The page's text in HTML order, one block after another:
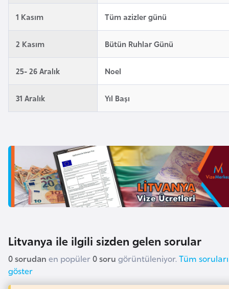
1 Kasım Tüm azizler günü
2 Kasım Bütün Ruhlar Günü
25- 26 Aralık Noel
31 Aralık Yıl Başı
Litvanya ile ilgili sizden gelen sorular
0 sorudan en popüler0 soru görüntüleniyor.Tüm soruları
göster
ç
i
k
a
B
n
o
s
n
e
s
e